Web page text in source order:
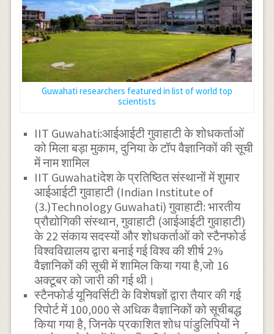
Guwahati researchers featured in list of world top
scientists
IIT Guwahati:आईआईटी गुवाहाटी के शोधकर्ताओं
को मिला बड़ा मुकाम, दुनिया के टॉप वैज्ञानिकों की सूची
में नाम शामिल
IIT Guwahatiदेश के प्रतिष्ठित संस्थानों में शुमार
आईआईटी गुवाहाटी (Indian Institute of
(3.)Technology Guwahati) गुवाहाटी: भारतीय
प्रौद्योगिकी संस्थान, गुवाहाटी (आईआईटी गुवाहाटी)
के 22 संकाय सदस्यों और शोधकर्ताओं को स्टैनफोर्ड
विश्वविद्यालय द्वारा बनाई गई विश्व की शीर्ष 2%
वैज्ञानिकों की सूची में शामिल किया गया है,जो 16
अक्टूबर को जारी की गई थी।
स्टैनफोर्ड यूनिवर्सिटी के विशेषज्ञों द्वारा तैयार की गई
रिपोर्ट में 100,000 से अधिक वैज्ञानिकों को सूचीबद्ध
किया गया है, जिनके प्रकाशित शोध पांडुलिपियों ने